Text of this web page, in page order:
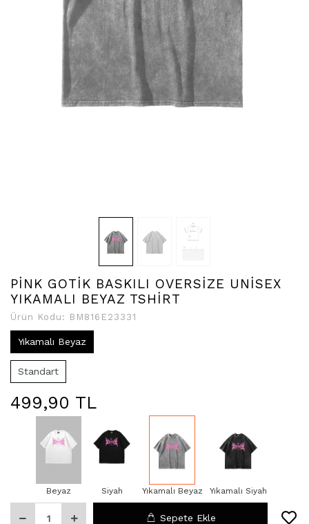
PİNK GOTİK BASKILI OVERSİZE UNİSEX
YIKAMALI BEYAZ TSHİRT
Ürün Kodu: BM816E23331
Yıkamalı Beyaz
Standart
499,90 TL
Beyaz Siyah Yıkamalı Beyaz Yıkamalı Siyah
Sepete Ekle